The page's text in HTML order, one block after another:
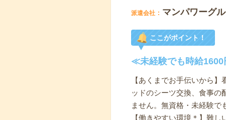
派遣会社 マンパワーグ
ここがポイント！
≪未経験でも時給1600
【あくまでお手伝いから
ッドのシーツ交換、食事の
ません。無資格・未経験で
【働きやすい環境＊】難